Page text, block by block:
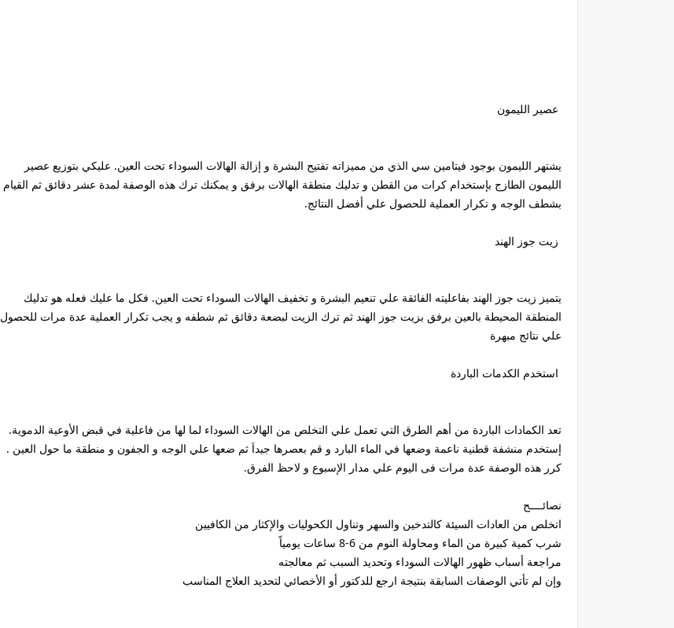
عصير الليمون
يشتهر الليمون بوجود فيتامين سي الذي من مميزاته تفتيح البشرة و إزالة الهالات السوداء تحت العين. عليكي بتوزيع عصير
الليمون الطازج بإستخدام كرات من القطن و تدليك منطقة الهالات برفق و يمكنك ترك هذه الوصفة لمدة عشر دقائق ثم القيام
بشطف الوجه و تكرار العملية للحصول علي أفضل النتائج.
زيت جوز الهند
يتميز زيت جوز الهند بفاعليته الفائقة علي تنعيم البشرة و تخفيف الهالات السوداء تحت العين. فكل ما عليك فعله هو تدليك
المنطقة المحيطة بالعين برفق بزيت جوز الهند ثم ترك الزيت لبضعة دقائق ثم شطفه و يجب تكرار العملية عدة مرات للحصول
علي نتائج مبهرة
استخدم الكدمات الباردة
تعد الكمادات الباردة من أهم الطرق التي تعمل علي التخلص من الهالات السوداء لما لها من فاعلية في قبض الأوعية الدموية.
إستخدم منشفة قطنية ناعمة وضعها في الماء البارد و قم بعصرها جيداَ ثم ضعها علي الوجه و الجفون و منطقة ما حول العين .
كرر هذه الوصفة عدة مرات فى اليوم علي مدار الإسبوع و لاحظ الفرق.
نصائــــح
اتخلص من العادات السيئة كالتدخين والسهر وتناول الكحوليات والإكثار من الكافيين
شرب كمية كبيرة من الماء ومحاولة النوم من 6-8 ساعات يومياً
مراجعة أسباب ظهور الهالات السوداء وتحديد السبب ثم معالجته
وإن لم تأتي الوصفات السابقة بنتيجة ارجع للدكتور أو الأخصائي لتحديد العلاج المناسب